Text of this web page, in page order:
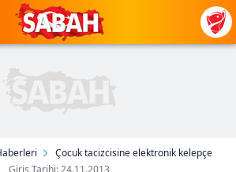
Çocuk tacizcisine elektronik kelepçe
Giriş Tarihi: 24.11.2013